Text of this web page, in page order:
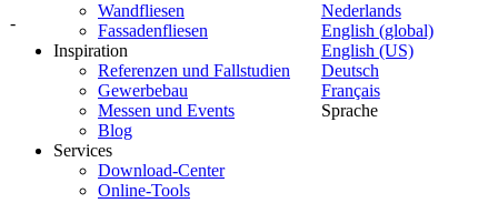
-
Nederlands
English (global)
English (US)
Deutsch
Français
Sprache
Wandfliesen
Fassadenfliesen
Inspiration
Referenzen und Fallstudien
Gewerbebau
Messen und Events
Blog
Services
Download-Center
Online-Tools